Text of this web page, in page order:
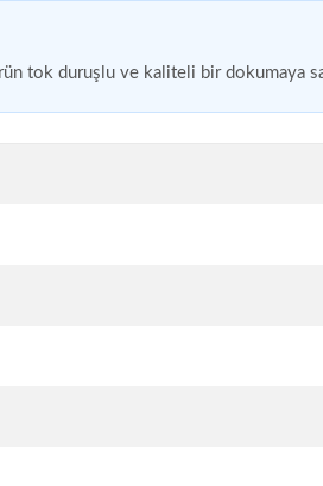
tok duruşlu ve kaliteli bir dokumaya